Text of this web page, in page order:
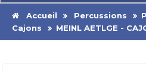
Accueil Percussions
Cajons
MEINL AETLGE -